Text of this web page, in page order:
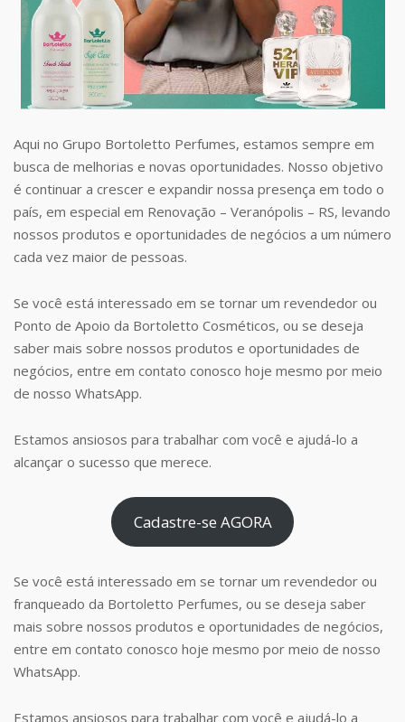
Aqui no Grupo Bortoletto Perfumes, estamos sempre em
busca de melhorias e novas oportunidades. Nosso objetivo
é continuar a crescer e expandir nossa presença em todo o
país, em especial em Renovação – Veranópolis – RS, levando
nossos produtos e oportunidades de negócios a um número
cada vez maior de pessoas.
Se você está interessado em se tornar um revendedor ou
Ponto de Apoio da Bortoletto Cosméticos, ou se deseja
saber mais sobre nossos produtos e oportunidades de
negócios, entre em contato conosco hoje mesmo por meio
de nosso WhatsApp.
Estamos ansiosos para trabalhar com você e ajudá-lo a
alcançar o sucesso que merece.
Cadastre-se AGORA
Se você está interessado em se tornar um revendedor ou
franqueado da Bortoletto Perfumes, ou se deseja saber
mais sobre nossos produtos e oportunidades de negócios,
entre em contato conosco hoje mesmo por meio de nosso
WhatsApp.
Estamos ansiosos para trabalhar com você e ajudá-lo a